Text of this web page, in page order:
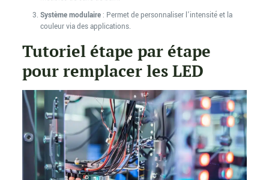
Système modulaire: Permet de personnaliser l’intensité et la
couleur via des applications.
Tutoriel étape par étape
pour remplacer les LED